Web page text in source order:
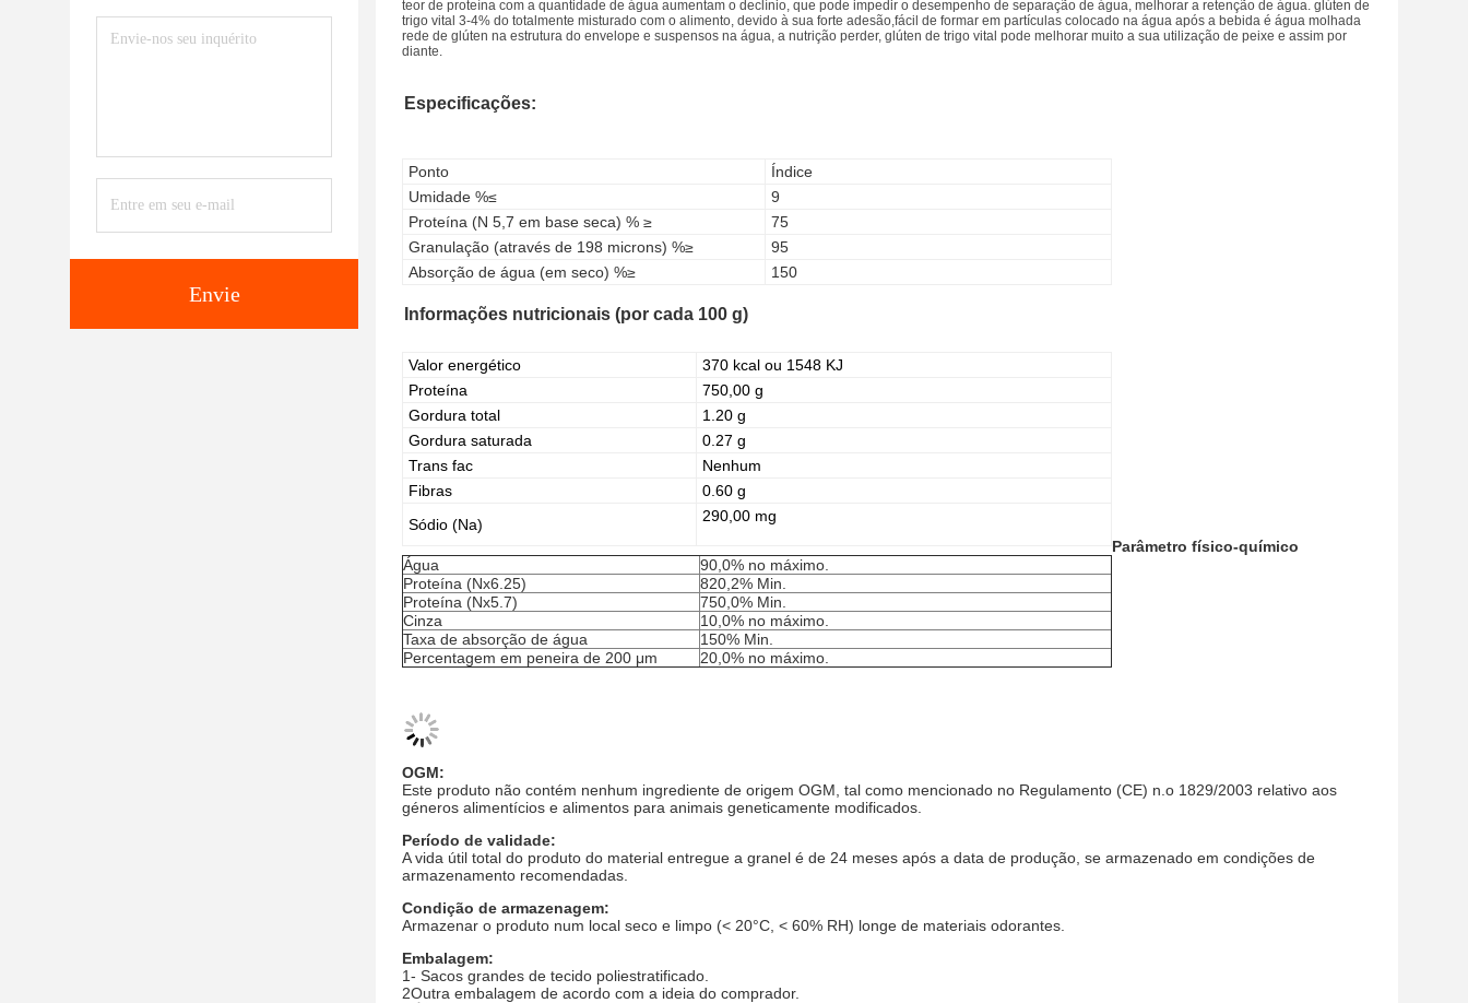
Envie
teor de proteína com a quantidade de água aumentam o declínio, que pode impedir o desempenho de separação de água, melhorar a retenção de água. glúten de
trigo vital 3-4% do totalmente misturado com o alimento, devido à sua forte adesão,fácil de formar em partículas colocado na água após a bebida é água molhada
rede de glúten na estrutura do envelope e suspensos na água, a nutrição perder, glúten de trigo vital pode melhorar muito a sua utilização de peixe e assim por
diante.
Especificações:
Ponto
Índice
Umidade %≤
9
Proteína (N 5,7 em base seca) % ≥
75
Granulação (através de 198 microns) %≥
95
Absorção de água (em seco) %≥
150
Informações nutricionais (por cada 100 g)
Valor energético
370 kcal ou 1548 KJ
Proteína
750,00 g
Gordura total
1.20 g
Gordura saturada
0.27 g
Trans fac
Nenhum
Fibras
0.60 g
Sódio (Na)
290,00 mg
Parâmetro físico-químico
Água
90,0% no máximo.
Proteína (Nx6.25)
820,2% Min.
Proteína (Nx5.7)
750,0% Min.
Cinza
10,0% no máximo.
Taxa de absorção de água
150% Min.
Percentagem em peneira de 200 μm
20,0% no máximo.
OGM:
Este produto não contém nenhum ingrediente de origem OGM, tal como mencionado no Regulamento (CE) n.o 1829/2003 relativo aos
géneros alimentícios e alimentos para animais geneticamente modificados.
Período de validade:
A vida útil total do produto do material entregue a granel é de 24 meses após a data de produção, se armazenado em condições de
armazenamento recomendadas.
Condição de armazenagem:
Armazenar o produto num local seco e limpo (< 20°C, < 60% RH) longe de materiais odorantes.
Embalagem:
1- Sacos grandes de tecido poliestratificado.
2Outra embalagem de acordo com a ideia do comprador.